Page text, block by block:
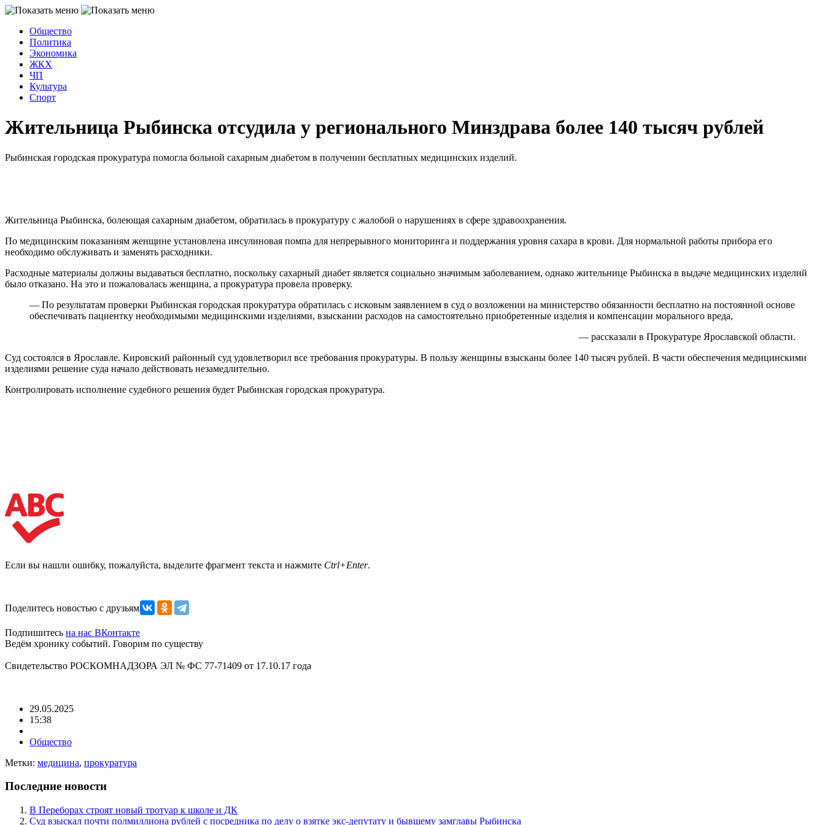
Общество
Политика
Экономика
ЖКХ
ЧП
Культура
Спорт
Жительница Рыбинска отсудила у регионального Минздрава более 140 тысяч рублей
Рыбинская городская прокуратура помогла больной сахарным диабетом в получении бесплатных медицинских изделий.
Жительница Рыбинска, болеющая сахарным диабетом, обратилась в прокуратуру с жалобой о нарушениях в сфере здравоохранения.
По медицинским показаниям женщине установлена инсулиновая помпа для непрерывного мониторинга и поддержания уровня сахара в крови. Для нормальной работы прибора его
необходимо обслуживать и заменять расходники.
Расходные материалы должны выдаваться бесплатно, поскольку сахарный диабет является социально значимым заболеванием, однако жительнице Рыбинска в выдаче медицинских изделий
было отказано. На это и пожаловалась женщина, а прокуратура провела проверку.
— По результатам проверки Рыбинская городская прокуратура обратилась с исковым заявлением в суд о возложении на министерство обязанности бесплатно на постоянной основе
обеспечивать пациентку необходимыми медицинскими изделиями, взыскании расходов на самостоятельно приобретенные изделия и компенсации морального вреда,
— рассказали в Прокуратуре Ярославской области.
Суд состоялся в Ярославле. Кировский районный суд удовлетворил все требования прокуратуры. В пользу женщины взысканы более 140 тысяч рублей. В части обеспечения медицинскими
изделиями решение суда начало действовать незамедлительно.
Контролировать исполнение судебного решения будет Рыбинская городская прокуратура.
Если вы нашли ошибку, пожалуйста, выделите фрагмент текста и нажмите Ctrl+Enter.
Поделитесь новостью с друзьями
Подпишитесь на нас ВКонтакте
Ведём хронику событий. Говорим по существу
Свидетельство РОСКОМНАДЗОРА ЭЛ № ФС 77-71409 от 17.10.17 года
29.05.2025
15:38
Общество
Метки: медицина, прокуратура
Последние новости
В Переборах строят новый тротуар к школе и ДК
Суд взыскал почти полмиллиона рублей с посредника по делу о взятке экс-депутату и бывшему замглавы Рыбинска